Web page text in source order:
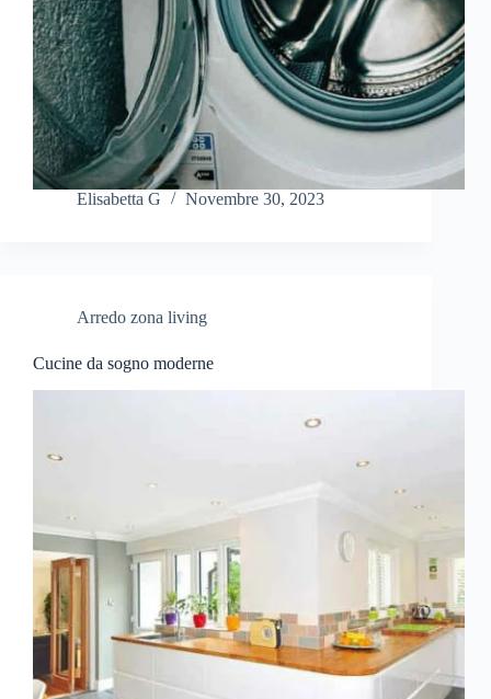
Elisabetta G Novembre 30, 2023
Arredo zona living
Cucine da sogno moderne